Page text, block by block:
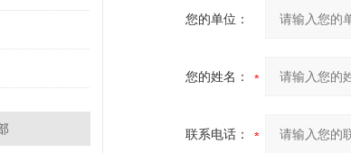
您的单位：
您的姓名：
联系电话：